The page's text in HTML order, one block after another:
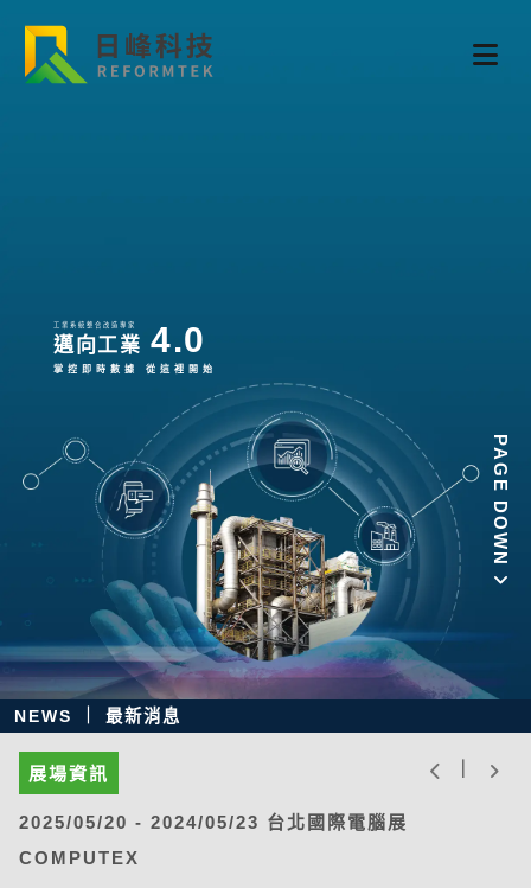
工業系統整合改造專家
邁向工業 4.0
掌控即時數據 從這裡開始
PAGE DOWN
NEWS ｜ 最新消息
- 2024/05/23 台北國際電腦展 2024/08/21 - 2024/08/
Previous